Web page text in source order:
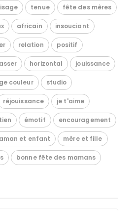
tenue fête des mères
africain insouciant
relation positif
horizontal jouissance
couleur studio
réjouissance je t'aime
émotif encouragement
et enfant mère et fille
bonne fête des mamans